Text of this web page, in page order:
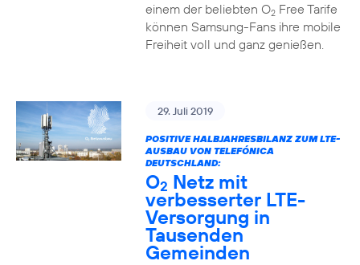
einem der beliebten O2Free Tarife
können Samsung-Fans ihre mobile
Freiheit voll und ganz genießen.
29. Juli 2019
POSITIVE HALBJAHRESBILANZ ZUM LTE-
AUSBAU VON TELEFÓNICA
DEUTSCHLAND:
O2 Netz mit
verbesserter LTE-
Versorgung in
Tausenden
Gemeinden